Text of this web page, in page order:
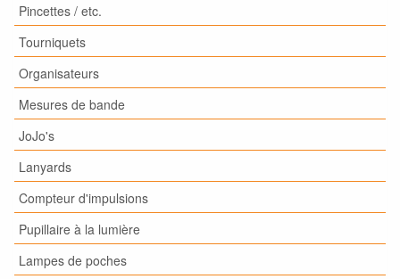
Pincettes / etc.
Tourniquets
Organisateurs
Mesures de bande
JoJo's
Lanyards
Compteur d'impulsions
Pupillaire à la lumière
Lampes de poches